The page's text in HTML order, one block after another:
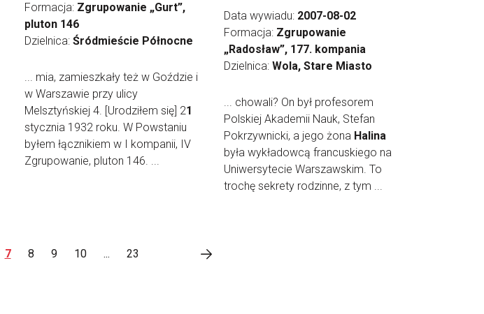
Formacja: Zgrupowanie „Gurt”,
pluton 146
Dzielnica: Śródmieście Północne
... mia, zamieszkały też w Goździe i
w Warszawie przy ulicy
Melsztyńskiej 4. [Urodziłem się] 21
stycznia 1932 roku. W Powstaniu
byłem łącznikiem w I kompanii, IV
Zgrupowanie, pluton 146. ...
Data wywiadu: 2007-08-02
Formacja: Zgrupowanie
„Radosław”, 177. kompania
Dzielnica: Wola, Stare Miasto
... chowali? On był profesorem
Polskiej Akademii Nauk, Stefan
Pokrzywnicki, a jego żona Halina
była wykładowcą francuskiego na
Uniwersytecie Warszawskim. To
trochę sekrety rodzinne, z tym ...
7 8 9 10 ... 23